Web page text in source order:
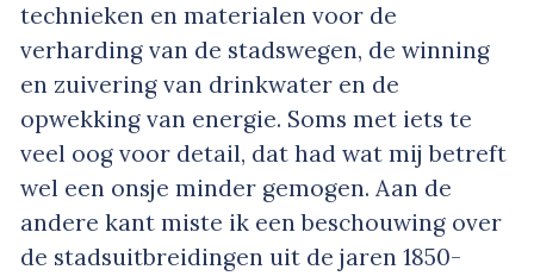
technieken en materialen voor de
verharding van de stadswegen, de winning
en zuivering van drinkwater en de
opwekking van energie. Soms met iets te
veel oog voor detail, dat had wat mij betreft
wel een onsje minder gemogen. Aan de
andere kant miste ik een beschouwing over
de stadsuitbreidingen uit de jaren 1850-